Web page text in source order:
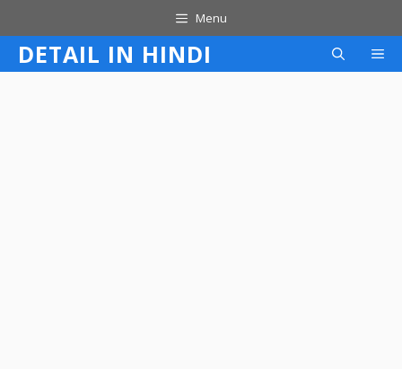
to
content
Menu
DETAIL IN HINDI